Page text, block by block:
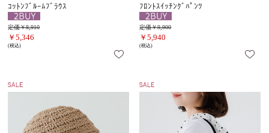
ｺｯﾄﾝﾌﾞﾙｰﾑﾌﾞﾗｳｽ
定価￥8,910
￥5,346
(税込)
ﾌﾛﾝﾄｽｲｯﾁﾝｸﾞﾊﾟﾝﾂ
定価￥9,900
￥5,940
(税込)